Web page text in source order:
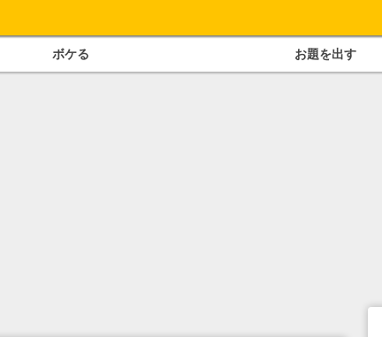
ボケる お題を出す